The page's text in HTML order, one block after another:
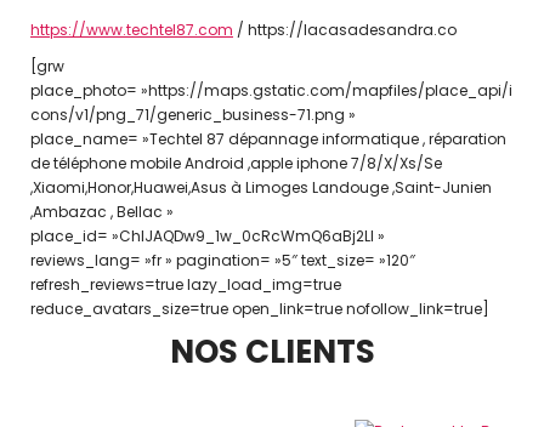
https://www.techtel87.com / https://lacasadesandra.co
[grw
place_photo= »https://maps.gstatic.com/mapfiles/place_api/i
cons/v1/png_71/generic_business-71.png »
place_name= »Techtel 87 dépannage informatique , réparation
de téléphone mobile Android ,apple iphone 7/8/X/Xs/Se
,Xiaomi,Honor,Huawei,Asus à Limoges Landouge ,Saint-Junien
,Ambazac , Bellac »
place_id= »ChIJAQDw9_1w_0cRcWmQ6aBj2LI »
reviews_lang= »fr » pagination= »5″ text_size= »120″
refresh_reviews=true lazy_load_img=true
reduce_avatars_size=true open_link=true nofollow_link=true]
NOS CLIENTS